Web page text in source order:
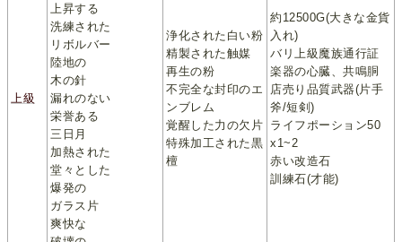
上級
上昇する
洗練された
リボルバー
陸地の
木の針
漏れのない
栄誉ある
三日月
加熱された
堂々とした
爆発の
ガラス片
爽快な
浄化された白い粉
精製された触媒
再生の粉
不完全な封印のエ
ンブレム
覚醒した力の欠片
特殊加工された黒
檀
約12500G(大きな金貨
入れ)
バリ上級魔族通行証
楽器の心臓、共鳴胴
店売り品質武器(片手
斧/短剣)
ライフポーション50
x1~2
赤い改造石
訓練石(才能)